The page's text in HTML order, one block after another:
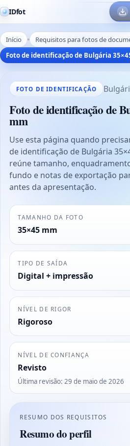
IDfot
Início
Requisitos para fotos de
Foto de identificação de Bulgária
FOTO DE IDENTIFICAÇÃO
Foto de identificação de
mm
Use esta página quando
de identificação de Bulgária
reúne tamanho,
fundo e notas de exportação
antes da apresentação.
TAMANHO DA FOTO
35×45 mm
TIPO DE SAÍDA
Digital + impressão
NÍVEL DE RIGOR
Rigoroso
NÍVEL DE CONFIANÇA
Revisto
Última revisão:29 de maio de 2026
RESUMO DOS REQUISITOS
Resumo do perfil